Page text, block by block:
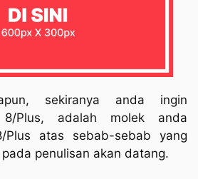
sekiranya anda ingin
8/Plus, adalah molek anda
Plus atas sebab-sebab yang
penulisan akan datang.